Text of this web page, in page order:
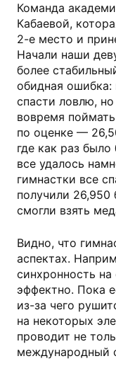
Команда
Кабаевой,
2-е место и
Начали наши
более
обидная ошибка:
спасти ловлю, но
вовремя
по оценке —
где как раз
все удалось
гимнастки все
получили
смогли взять
Видно, что
аспектах.
синхронность на
эффектно. Пока
из-за чего
на некоторых
проводит не
международный